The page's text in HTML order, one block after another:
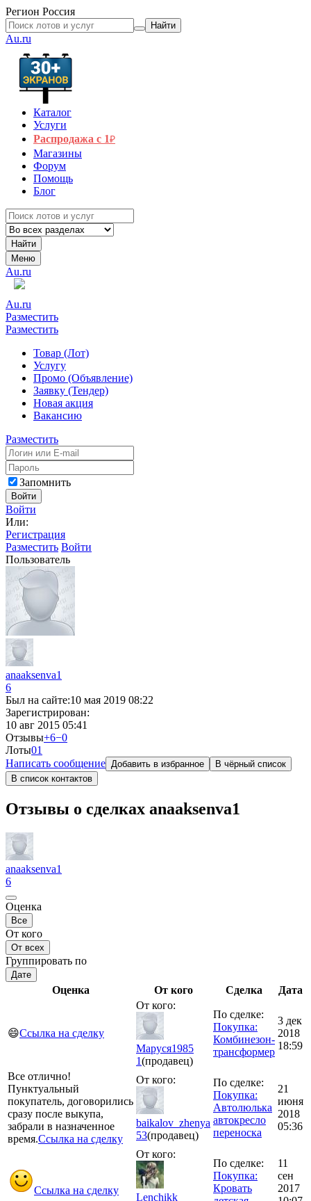
Регион Россия
Найти
Au.ru
Каталог
Услуги
Распродажа с 1₽
Магазины
Форум
Помощь
Блог
Найти
Меню
Au.ru
Au.ru
Разместить
Разместить
Товар (Лот)
Услугу
Промо (Объявление)
Заявку (Тендер)
Новая акция
Вакансию
Разместить
Запомнить
Войти
Войти
Или:
Регистрация
Разместить Войти
Пользователь
anaaksenva1
6
Был на сайте:10 мая 2019 08:22
Зарегистрирован:
10 авг 2015 05:41
Отзывы+6−0
Лоты01
Написать сообщение Добавить в избранное
В чёрный список
В список контактов
Отзывы о сделках anaaksenva1
anaaksenva1
6
Оценка
Все
От кого
От всех
Группировать по
Дате
Оценка От кого Сделка Дата
😄Ссылка на сделку
От кого:
Маруся1985
1(продавец)
По сделке:
Покупка:
Комбинезон-
трансформер
3 дек
2018
18:59
Все отлично!
Пунктуальный
покупатель, договорились
сразу после выкупа,
забрали в назначенное
время.Ссылка на сделку
От кого:
baikalov_zhenya
53(продавец)
По сделке:
Покупка:
Автолюлька
автокресло
переноска
21
июня
2018
05:36
Ссылка на сделку
От кого:
Lenchikk
По сделке:
Покупка:
Кровать
11
сен
2017